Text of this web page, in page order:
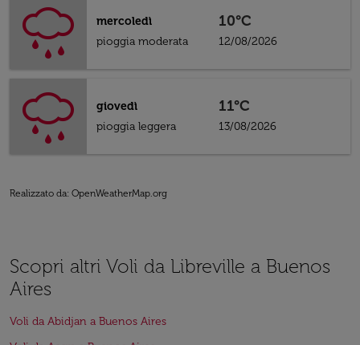
mercoledì
pioggia moderata
10°C
12/08/2026
giovedì
pioggia leggera
11°C
13/08/2026
Realizzato da: OpenWeatherMap.org
Scopri altri Voli da Libreville a Buenos
Aires
Voli da Abidjan a Buenos Aires